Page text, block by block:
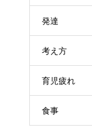
発達
考え方
育児疲れ
食事